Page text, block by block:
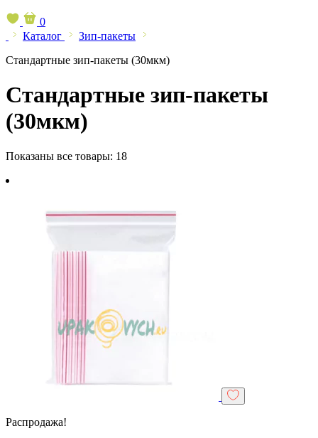
0
Каталог
Зип-пакеты
Стандартные зип-пакеты (30мкм)
Стандартные зип-пакеты
(30мкм)
Показаны все товары: 18
Распродажа!